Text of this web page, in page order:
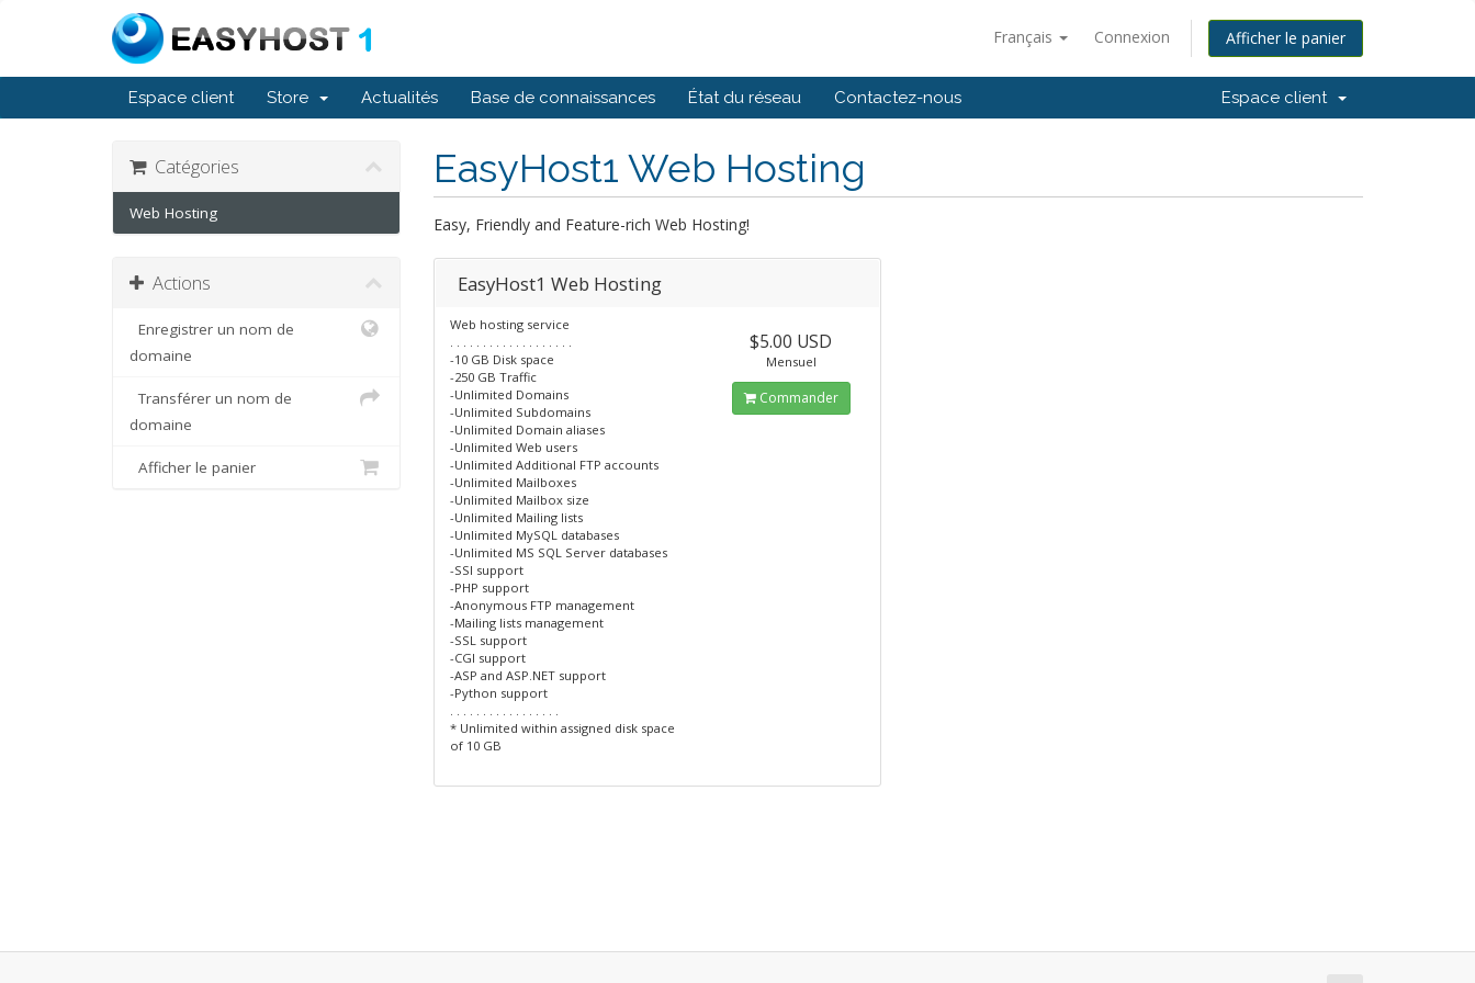
Français Connexion Afficher le panier
Espace client Store Actualités Base de connaissances État du réseau Contactez-nous Espace client
EasyHost1 Web Hosting
Easy, Friendly and Feature-rich Web Hosting!
Catégories
Web Hosting
Actions
Enregistrer un nom de
domaine
Transférer un nom de
domaine
Afficher le panier
EasyHost1 Web Hosting
Web hosting service
. . . . . . . . . . . . . . . . . . .
-10 GB Disk space
-250 GB Traffic
-Unlimited Domains
-Unlimited Subdomains
-Unlimited Domain aliases
-Unlimited Web users
-Unlimited Additional FTP accounts
-Unlimited Mailboxes
-Unlimited Mailbox size
-Unlimited Mailing lists
-Unlimited MySQL databases
-Unlimited MS SQL Server databases
-SSI support
-PHP support
-Anonymous FTP management
-Mailing lists management
-SSL support
-CGI support
-ASP and ASP.NET support
-Python support
. . . . . . . . . . . . . . . . .
* Unlimited within assigned disk space
of 10 GB
$5.00 USD
Mensuel
Commander